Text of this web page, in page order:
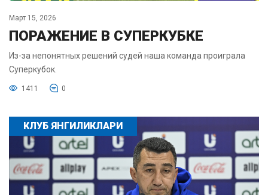
Март 15, 2026
ПОРАЖЕНИЕ В СУПЕРКУБКЕ
Из-за непонятных решений судей наша команда проиграла
Суперкубок.
1411 0
КЛУБ ЯНГИЛИКЛАРИ